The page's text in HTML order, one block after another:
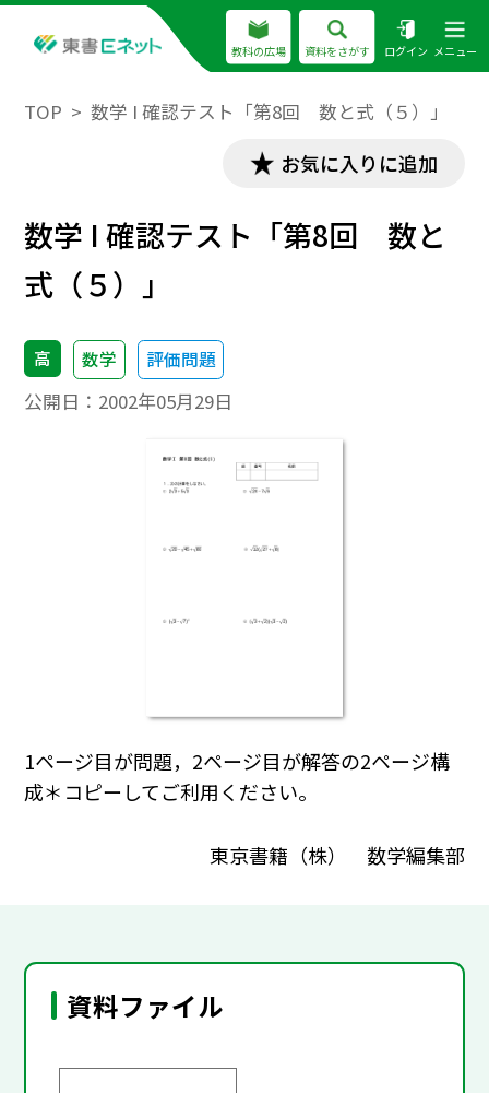
教科の広場 資料をさがす ログイン メニュー
TOP 数学 I 確認テスト「第8回 数と式（５）」
お気に入りに追加
数学 I 確認テスト「第8回 数と
式（５）」
高 数学 評価問題
公開日： 2002年05月29日
1ページ目が問題，2ページ目が解答の2ページ構
成＊コピーしてご利用ください。
東京書籍（株） 数学編集部
資料ファイル